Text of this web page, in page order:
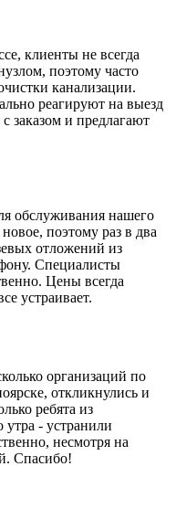
клиенты не всегда
поэтому часто
канализации.
реагируют на выезд
заказом и предлагают
обслуживания нашего
поэтому раз в два
отложений из
Специалисты
Цены всегда
устраивает.
организаций по
откликнулись и
ребята из
- устранили
несмотря на
Спасибо!